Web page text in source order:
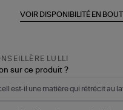
VOIR DISPONIBILITÉ EN
LULLI
sur ce produit ?
est-il une matière qui rétrécit au